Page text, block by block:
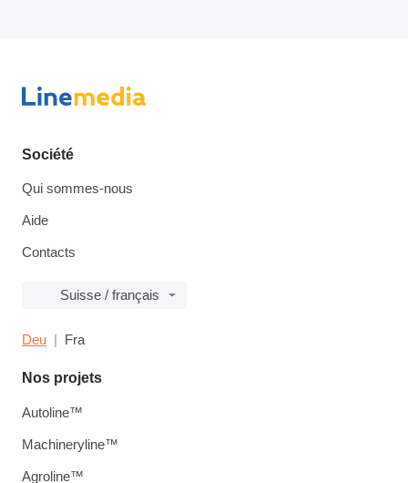
Société
Qui sommes-nous
Aide
Contacts
Suisse / français
Deu Fra
Nos projets
Autoline™
Machineryline™
Agroline™